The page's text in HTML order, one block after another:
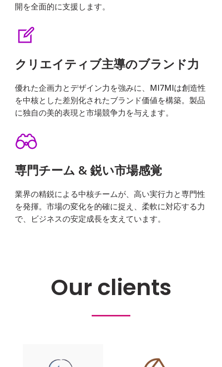
開を全⾯的に⽀援します。
クリエイティブ主導のブランド⼒
優れた企画⼒とデザイン⼒を強みに、MI7MIは創造性
を中核とした差別化されたブランド価値を構築。製品
に独⾃の美的表現と市場競争⼒を与えます。
専⾨チーム & 鋭い市場感覚
業界の精鋭による中核チームが、⾼い実⾏⼒と専⾨性
を発揮。市場の変化を的確に捉え、柔軟に対応する⼒
で、ビジネスの安定成⻑を⽀えています。
Our clients